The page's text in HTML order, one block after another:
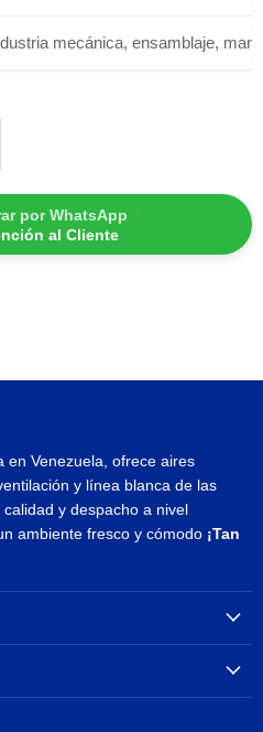
mecánica, ensamblaje,
por WhatsApp
al Cliente
en Venezuela, ofrece aires
y línea blanca de las
y despacho a nivel
ambiente fresco y cómodo ¡Tan